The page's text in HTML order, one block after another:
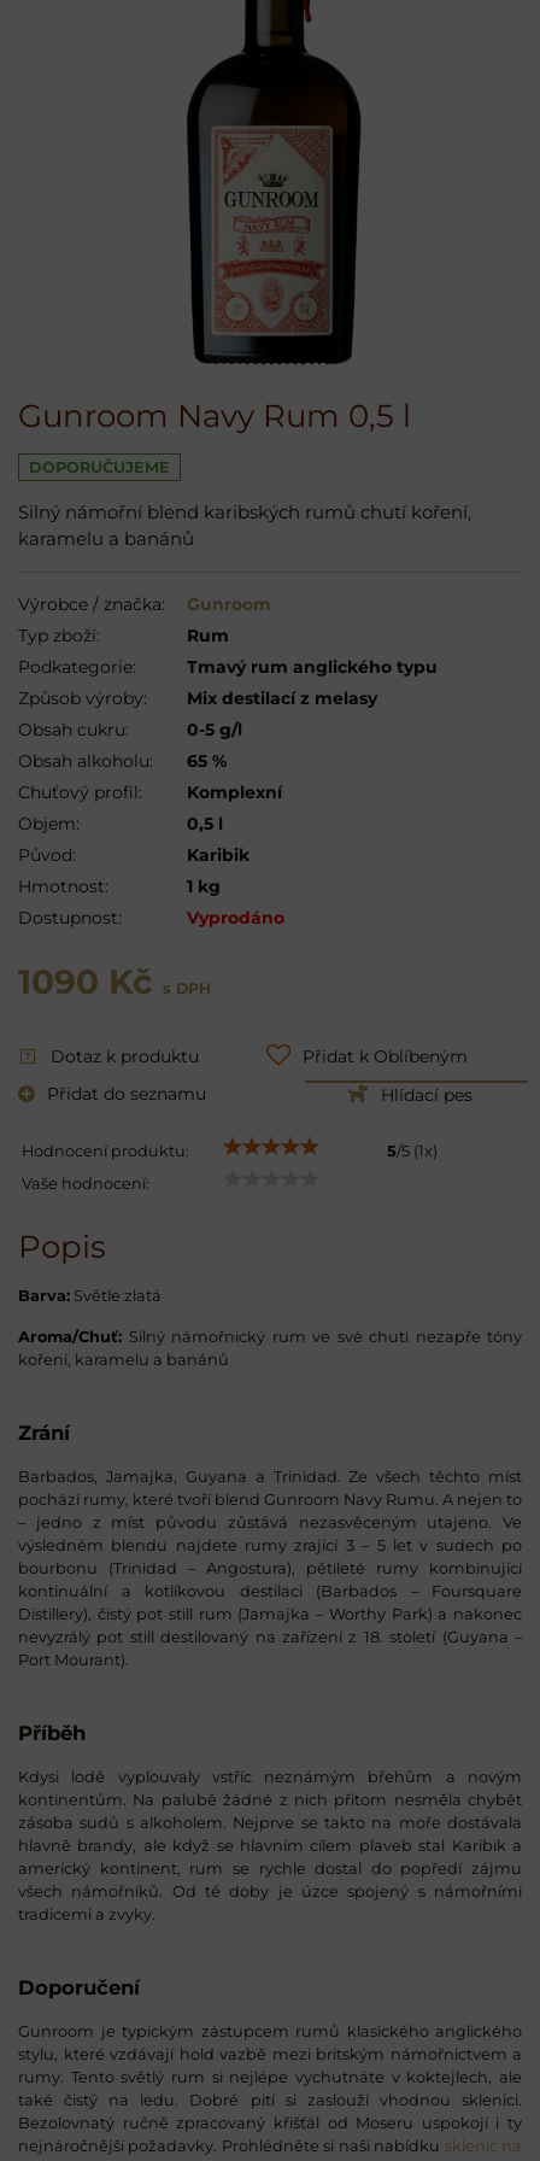
Gunroom Navy Rum 0,5 l
DOPORUČUJEME
Silný námořní blend karibských rumů chutí koření,
karamelu a banánů
Výrobce / značka:
Gunroom
Typ zboží:
Rum
Podkategorie:
Tmavý rum anglického typu
Způsob výroby:
Mix destilací z melasy
Obsah cukru:
0-5 g/l
Obsah alkoholu:
65 %
Chuťový profil:
Komplexní
Objem:
0,5 l
Původ:
Karibik
Hmotnost:
1 kg
Dostupnost:
Vyprodáno
1090 Kč s DPH
Dotaz k produktu
Přidat k Oblíbeným
Přidat do seznamu
Hlídací pes
Hodnocení produktu: 5/5 (1 x)
Vaše hodnocení:
Popis
Barva: Světle zlatá
Aroma/Chuť: Silný námořnický rum ve své chuti nezapře tóny
koření, karamelu a banánů
Zrání
Barbados, Jamajka, Guyana a Trinidad. Ze všech těchto míst
pochází rumy, které tvoří blend Gunroom Navy Rumu. A nejen to
– jedno z míst původu zůstává nezasvěceným utajeno. Ve
výsledném blendu najdete rumy zrající 3 – 5 let v sudech po
bourbonu (Trinidad – Angostura), pětileté rumy kombinující
kontinuální a kotlíkovou destilaci (Barbados – Foursquare
Distillery), čistý pot still rum (Jamajka – Worthy Park) a nakonec
nevyzrálý pot still destilovaný na zařízení z 18. století (Guyana –
Port Mourant).
Příběh
Kdysi lodě vyplouvaly vstříc neznámým břehům a novým
kontinentům. Na palubě žádné z nich přitom nesměla chybět
zásoba sudů s alkoholem. Nejprve se takto na moře dostávala
hlavně brandy, ale když se hlavním cílem plaveb stal Karibik a
americký kontinent, rum se rychle dostal do popředí zájmu
všech námořníků. Od té doby je úzce spojený s námořními
tradicemi a zvyky.
Doporučení
Gunroom je typickým zástupcem rumů klasického anglického
stylu, které vzdávají hold vazbě mezi britským námořnictvem a
rumy. Tento světlý rum si nejlépe vychutnáte v koktejlech, ale
také čistý na ledu. Dobré pití si zaslouží vhodnou sklenici.
Bezolovnatý ručně zpracovaný křišťál od Moseru uspokojí i ty
nejnáročnější požadavky. Prohlédněte si naši nabídku sklenic na